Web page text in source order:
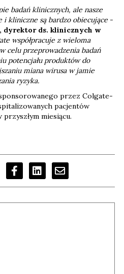
badań klinicznych, ale nasze
kliniczne są bardzo obiecujące -
dyrektor ds. klinicznych w
współpracuje z wieloma
celu przeprowadzenia badań
potencjału produktów do
miana wirusa w jamie
ryzyka.
przez Colgate-
pacjentów
miesiącu.